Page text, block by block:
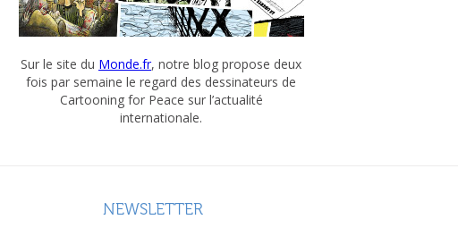
Sur le site du Monde.fr, notre blog propose deux
fois par semaine le regard des dessinateurs de
Cartooning for Peace sur l’actualité
internationale.
NEWSLETTER